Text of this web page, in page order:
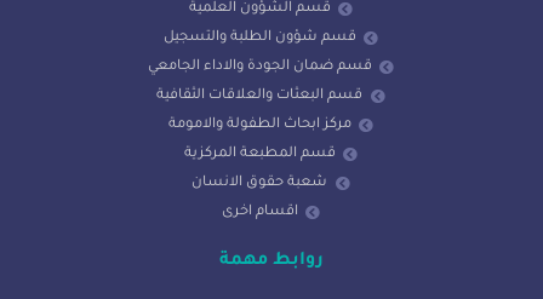
قسم الشؤون العلمية
قسم شؤون الطلبة والتسجيل
قسم ضمان الجودة والاداء الجامعي
قسم البعثات والعلاقات الثقافية
مركز ابحاث الطفولة والامومة
قسم المطبعة المركزية
شعبة حقوق الانسان
اقسام اخرى
روابط مهمة